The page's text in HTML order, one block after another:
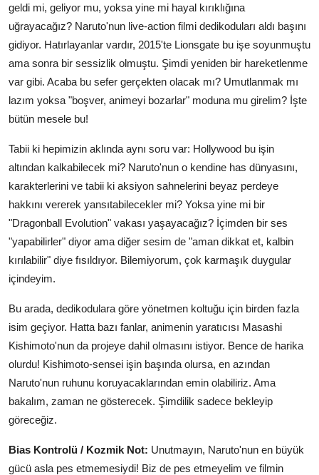
geldi mi, geliyor mu, yoksa yine mi hayal kırıklığına
uğrayacağız? Naruto'nun live-action filmi dedikoduları aldı başını
gidiyor. Hatırlayanlar vardır, 2015'te Lionsgate bu işe soyunmuştu
ama sonra bir sessizlik olmuştu. Şimdi yeniden bir hareketlenme
var gibi. Acaba bu sefer gerçekten olacak mı? Umutlanmak mı
lazım yoksa "boşver, animeyi bozarlar" moduna mu girelim? İşte
bütün mesele bu!
Tabii ki hepimizin aklında aynı soru var: Hollywood bu işin
altından kalkabilecek mi? Naruto'nun o kendine has dünyasını,
karakterlerini ve tabii ki aksiyon sahnelerini beyaz perdeye
hakkını vererek yansıtabilecekler mi? Yoksa yine mi bir
"Dragonball Evolution" vakası yaşayacağız? İçimden bir ses
"yapabilirler" diyor ama diğer sesim de "aman dikkat et, kalbin
kırılabilir" diye fısıldıyor. Bilemiyorum, çok karmaşık duygular
içindeyim.
Bu arada, dedikodulara göre yönetmen koltuğu için birden fazla
isim geçiyor. Hatta bazı fanlar, animenin yaratıcısı Masashi
Kishimoto'nun da projeye dahil olmasını istiyor. Bence de harika
olurdu! Kishimoto-sensei işin başında olursa, en azından
Naruto'nun ruhunu koruyacaklarından emin olabiliriz. Ama
bakalım, zaman ne gösterecek. Şimdilik sadece bekleyip
göreceğiz.
Bias Kontrolü / Kozmik Not: Unutmayın, Naruto'nun en büyük
gücü asla pes etmemesiydi! Biz de pes etmeyelim ve filmin